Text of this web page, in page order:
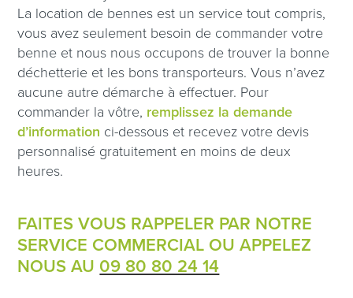
La location de bennes est un service tout compris,
vous avez seulement besoin de commander votre
benne et nous nous occupons de trouver la bonne
déchetterie et les bons transporteurs. Vous n’avez
aucune autre démarche à effectuer. Pour
commander la vôtre, remplissez la demande
d’information ci-dessous et recevez votre devis
personnalisé gratuitement en moins de deux
heures.
FAITES VOUS RAPPELER PAR NOTRE
SERVICE COMMERCIAL OU APPELEZ
NOUS AU 09 80 80 24 14